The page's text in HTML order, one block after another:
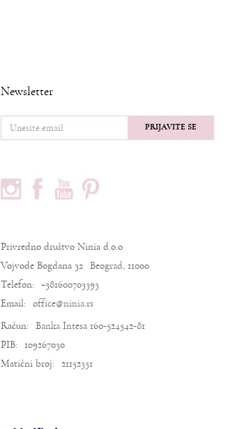
Newsletter
PRIJAVITE SE
Privredno društvo Ninia d.o.o
Vojvode Bogdana 32 Beograd, 11000
Telefon: +381600703393
Email: office@ninia.rs
Račun: Banka Intesa 160-524542-81
PIB: 109267030
Matični broj: 21152331